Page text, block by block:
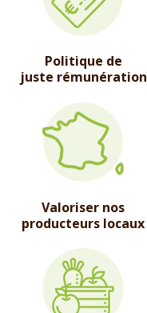
Politique de
juste rémunération
Valoriser nos
producteurs locaux